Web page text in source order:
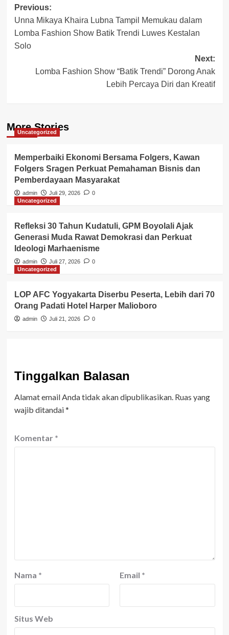
Post
navigation
Previous:
Unna Mikaya Khaira Lubna Tampil Memukau dalam
Lomba Fashion Show Batik Trendi Luwes Kestalan
Solo
Next:
Lomba Fashion Show “Batik Trendi” Dorong Anak
Lebih Percaya Diri dan Kreatif
More Stories
Uncategorized
Memperbaiki Ekonomi Bersama Folgers, Kawan
Folgers Sragen Perkuat Pemahaman Bisnis dan
Pemberdayaan Masyarakat
admin Juli 29, 2026
0
Uncategorized
Refleksi 30 Tahun Kudatuli, GPM Boyolali Ajak
Generasi Muda Rawat Demokrasi dan Perkuat
Ideologi Marhaenisme
admin Juli 27, 2026
0
Uncategorized
LOP AFC Yogyakarta Diserbu Peserta, Lebih dari 70
Orang Padati Hotel Harper Malioboro
admin Juli 21, 2026 0
Tinggalkan Balasan
Alamat email Anda tidak akan dipublikasikan. Ruas yang
wajib ditandai*
Komentar *
Nama * Email *
Situs Web